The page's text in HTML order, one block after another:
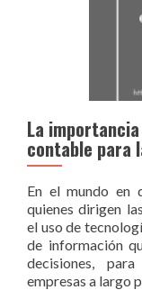
La
contable para
En el mundo en
quienes dirigen
el uso de
de información
decisiones,
empresas a largo